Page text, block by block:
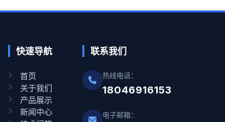
快速导航
首页
关于我们
产品展示
新闻中心
联系我们
热线电话：
18046916153
电子邮箱：